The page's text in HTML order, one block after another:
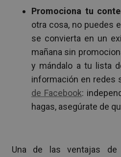
Promociona tu
otra cosa, no puedes
se convierta en un
mañana sin
y mándalo a tu lista
información en redes
de Facebook:
hagas, asegúrate de
Una de las ventajas